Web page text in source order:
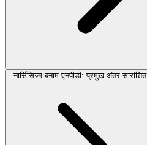
नार्सिसिज्म बनाम एनपीडी: प्रमुख अंतर सारांशित